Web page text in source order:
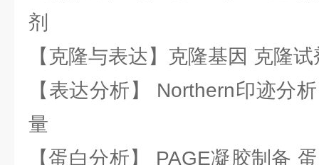
剂
【克隆与表达】克隆基因 克隆
【表达分析】 Northern印迹分
量
【蛋白分析】 PAGE凝胶制备